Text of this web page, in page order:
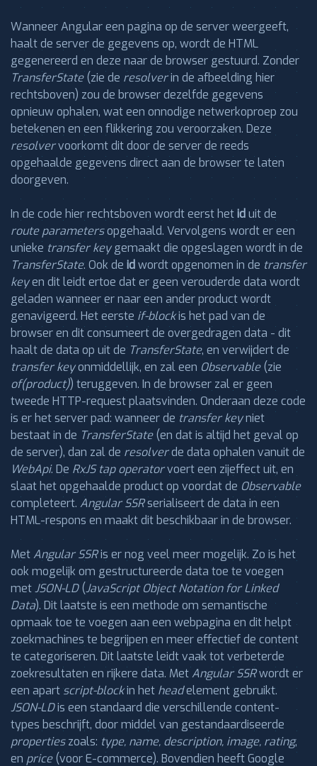
Wanneer Angular een pagina op de server weergeeft,
haalt de server de gegevens op, wordt de HTML
gegenereerd en deze naar de browser gestuurd. Zonder
TransferState(zie de resolverin de afbeelding hier
rechtsboven) zou de browser dezelfde gegevens
opnieuw ophalen, wat een onnodige netwerkoproep zou
betekenen en een flikkering zou veroorzaken. Deze
resolvervoorkomt dit door de server de reeds
opgehaalde gegevens direct aan de browser te laten
doorgeven.
In de code hier rechtsboven wordt eerst hetiduit de
route parametersopgehaald. Vervolgens wordt er een
unieke transfer keygemaakt die opgeslagen wordt in de
TransferState. Ook de idwordt opgenomen in de transfer
keyen dit leidt ertoe dat er geen verouderde data wordt
geladen wanneer er naar een ander product wordt
genavigeerd. Het eerste if-blockis het pad van de
browser en dit consumeert de overgedragen data - dit
haalt de data op uit de TransferState, en verwijdert de
transfer keyonmiddellijk, en zal een Observable(zie
of(product)) teruggeven. In de browser zal er geen
tweede HTTP-request plaatsvinden. Onderaan deze code
is er het server pad: wanneer de transfer keyniet
bestaat in de TransferState(en dat is altijd het geval op
de server), dan zal de resolverde data ophalen vanuit de
WebApi. De RxJS tap operatorvoert een zijeffect uit, en
slaat het opgehaalde product op voordat de Observable
completeert. Angular SSRserialiseert de data in een
HTML-respons en maakt dit beschikbaar in de browser.
MetAngular SSRis er nog veel meer mogelijk. Zo is het
ook mogelijk om gestructureerde data toe te voegen
metJSON-LD(JavaScript Object Notation for Linked
Data). Dit laatste is een methode om semantische
opmaak toe te voegen aan een webpagina en dit helpt
zoekmachines te begrijpen en meer effectief de content
te categoriseren. Dit laatste leidt vaak tot verbeterde
zoekresultaten en rijkere data. MetAngular SSRwordt er
een apartscript-blockin het headelement gebruikt.
JSON-LDis een standaard die verschillende content-
types beschrijft, door middel van gestandaardiseerde
propertieszoals: type, name, description, image, rating,
en price(voor E-commerce). Bovendien heeft Google